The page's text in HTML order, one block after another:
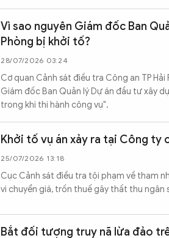
Vì sao nguyên Giám đốc Ban
Phòng bị khởi tố?
28/07/2026 03:24
Cơ quan Cảnh sát điều tra Công an TP
Giám đốc Ban Quản lý Dự án đầu tư xây
trong khi thi hành công vụ".
Khởi tố vụ án xảy ra tại Công ty
25/07/2026 13:18
Cục Cảnh sát điều tra tội phạm về tham
vi chuyển giá, trốn thuế gây thất thu ngân
Bắt đối tượng truy nã lừa đảo